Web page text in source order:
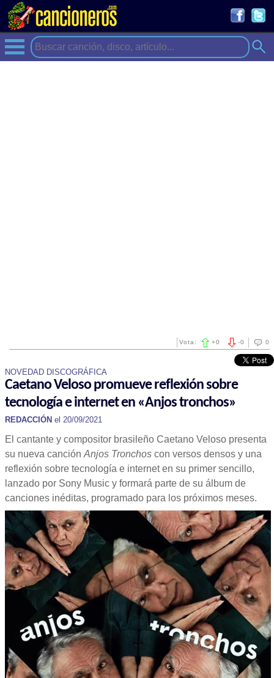
0
-0
Vota: +0
NOVEDAD DISCOGRÁFICA
Caetano Veloso promueve reflexión sobre
tecnología e internet en «Anjos tronchos»
REDACCIÓN el 20/09/2021
El cantante y compositor brasileño Caetano Veloso presenta
su nueva canción Anjos Tronchos con versos densos y una
reflexión sobre tecnología e internet en su primer sencillo,
lanzado por Sony Music y formará parte de su álbum de
canciones inéditas, programado para los próximos meses.